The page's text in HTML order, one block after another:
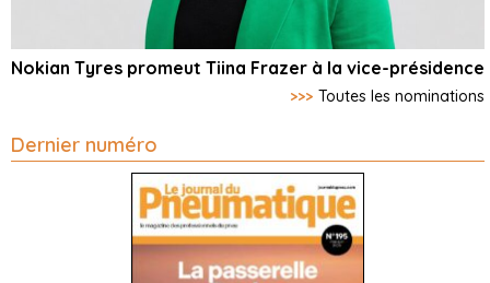
Nokian Tyres promeut Tiina Frazer à la vice-présidence
>>> Toutes les nominations
Dernier numéro